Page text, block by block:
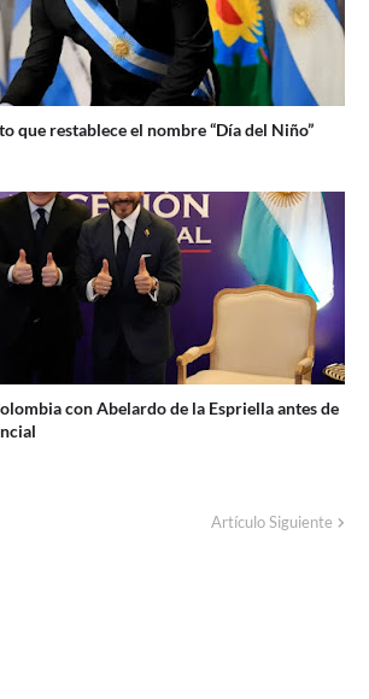
que restablece el nombre “Día del Niño”
con Abelardo de la Espriella antes de
Artículo Siguiente
un corte de luz por